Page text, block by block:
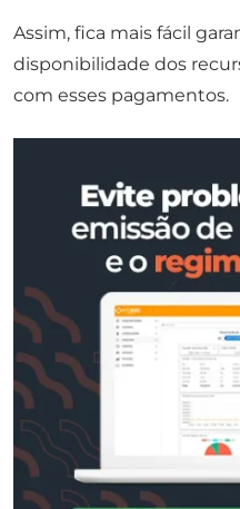
Assim, fica mais fácil
disponibilidade dos
com esses pagamentos.